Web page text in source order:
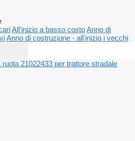
All'inizio a basso costoAnno di
Anno di costruzione - all'inizio i vecchi